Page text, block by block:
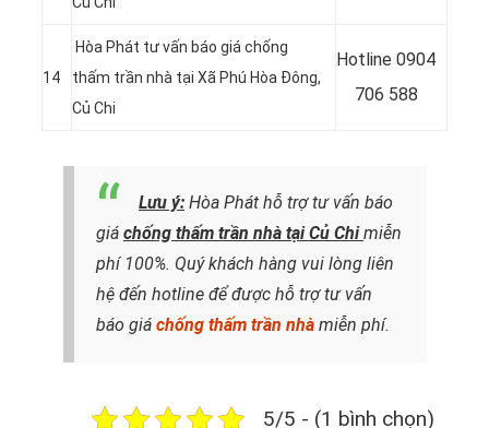
14
Hòa Phát tư vấn báo giá chống
thấm trần nhà tại Xã Phú Hòa Đông,
Củ Chi
Hotline 0904
706 588
Lưu ý: Hòa Phát hỗ trợ tư vấn báo
giá chống thấm trần nhà tại Củ Chimiễn
phí 100%. Quý khách hàng vui lòng liên
hệ đến hotline để được hỗ trợ tư vấn
báo giá chống thấm trần nhà miễn phí.
5/5 - (1 bình chọn)